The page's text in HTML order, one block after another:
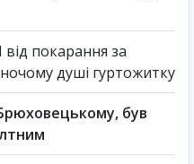
від покарання за
душі гуртожитку
був